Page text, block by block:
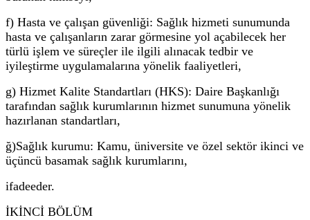
f) Hasta ve çalışan güvenliği: Sağlık hizmeti sunumunda
hasta ve çalışanların zarar görmesine yol açabilecek her
türlü işlem ve süreçler ile ilgili alınacak tedbir ve
iyileştirme uygulamalarına yönelik faaliyetleri,
g) Hizmet Kalite Standartları (HKS): Daire Başkanlığı
tarafından sağlık kurumlarının hizmet sunumuna yönelik
hazırlanan standartları,
ğ)Sağlık kurumu: Kamu, üniversite ve özel sektör ikinci ve
üçüncü basamak sağlık kurumlarını,
ifadeeder.
İKİNCİ BÖLÜM